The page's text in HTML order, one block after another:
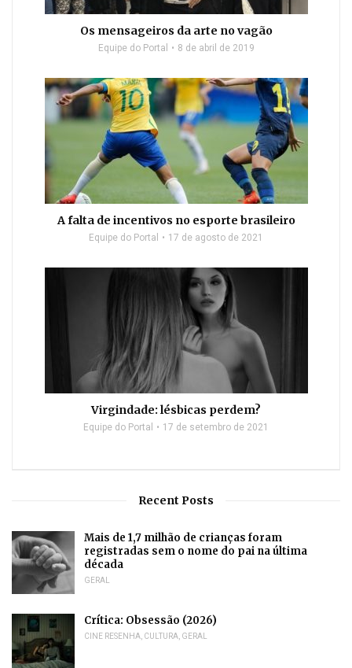
Os mensageiros da arte no vagão
Equipe do Portal 8 de abril de 2019
A falta de incentivos no esporte brasileiro
Equipe do Portal 17 de agosto de 2021
Virgindade: lésbicas perdem?
Equipe do Portal 17 de setembro de 2021
Recent Posts
Mais de 1,7 milhão de crianças foram
registradas sem o nome do pai na última
década
GERAL
Crítica: Obsessão (2026)
CINE RESENHA, CULTURA, GERAL